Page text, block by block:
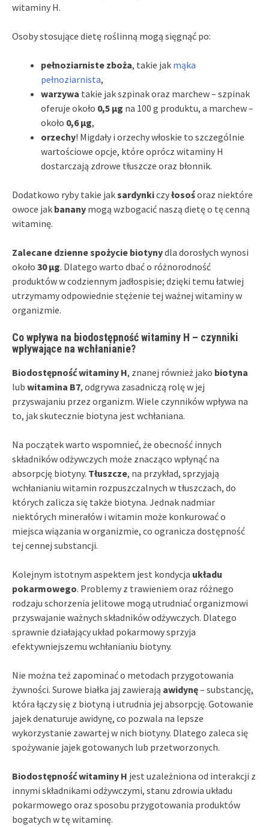
witaminy H.
Osoby stosujące dietę roślinną mogą sięgnąć po:
pełnoziarniste zboża, takie jak mąka
pełnoziarnista,
warzywa takie jak szpinak oraz marchew – szpinak
oferuje około 0,5 µg na 100 g produktu, a marchew –
około 0,6 µg,
orzechy! Migdały i orzechy włoskie to szczególnie
wartościowe opcje, które oprócz witaminy H
dostarczają zdrowe tłuszcze oraz błonnik.
Dodatkowo ryby takie jaksardynkiczyłosośoraz niektóre
owoce jak banany mogą wzbogacić naszą dietę o tę cenną
witaminę.
Zalecane dzienne spożycie biotynydla dorosłych wynosi
około 30 µg. Dlatego warto dbać o różnorodność
produktów w codziennym jadłospisie; dzięki temu łatwiej
utrzymamy odpowiednie stężenie tej ważnej witaminy w
organizmie.
Co wpływa na biodostępność witaminy H – czynniki
wpływające na wchłanianie?
Biodostępność witaminy H, znanej również jako biotyna
lub witamina B7, odgrywa zasadniczą rolę w jej
przyswajaniu przez organizm. Wiele czynników wpływa na
to, jak skutecznie biotyna jest wchłaniana.
Na początek warto wspomnieć, że obecność innych
składników odżywczych może znacząco wpłynąć na
absorpcję biotyny. Tłuszcze, na przykład, sprzyjają
wchłanianiu witamin rozpuszczalnych w tłuszczach, do
których zalicza się także biotyna. Jednak nadmiar
niektórych minerałów i witamin może konkurować o
miejsca wiązania w organizmie, co ogranicza dostępność
tej cennej substancji.
Kolejnym istotnym aspektem jest kondycja układu
pokarmowego. Problemy z trawieniem oraz różnego
rodzaju schorzenia jelitowe mogą utrudniać organizmowi
przyswajanie ważnych składników odżywczych. Dlatego
sprawnie działający układ pokarmowy sprzyja
efektywniejszemu wchłanianiu biotyny.
Nie można też zapominać o metodach przygotowania
żywności. Surowe białka jaj zawierają awidynę– substancję,
która łączy się z biotyną i utrudnia jej absorpcję. Gotowanie
jajek denaturuje awidynę, co pozwala na lepsze
wykorzystanie zawartej w nich biotyny. Dlatego zaleca się
spożywanie jajek gotowanych lub przetworzonych.
Biodostępność witaminy H jest uzależniona od interakcji z
innymi składnikami odżywczymi, stanu zdrowia układu
pokarmowego oraz sposobu przygotowania produktów
bogatych w tę witaminę.